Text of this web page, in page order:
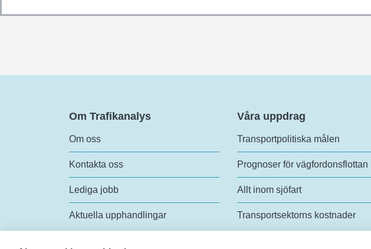
Om Trafikanalys
Om oss
Kontakta oss
Lediga jobb
Aktuella upphandlingar
Våra uppdrag
Transportpolitiska målen
Prognoser för vägfordonsflottan
Allt inom sjöfart
Transportsektorns kostnader